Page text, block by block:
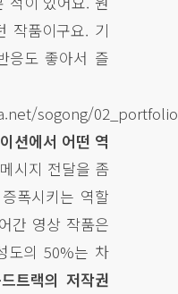
작품이구요. 기
응도 좋아서 즐
sogong/
션에서 어떤 역
시지 전달을 좀
폭시키는 역할
간 영상 작품은
도의 50%는 차
트랙의 저작권